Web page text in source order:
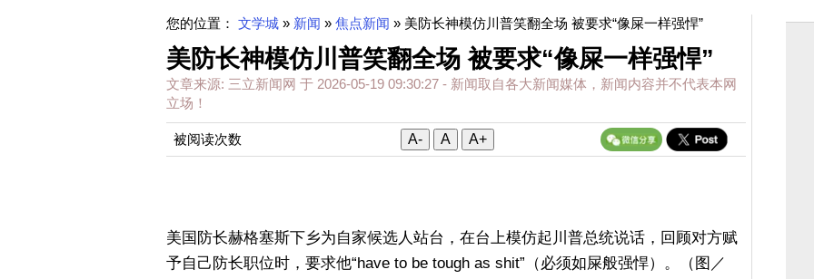
您的位置： 文学城 » 新闻 » 焦点新闻 » 美防长神模仿川普笑翻全场 被要求“像屎一样强悍”
美防长神模仿川普笑翻全场 被要求“像屎一样强悍”
文章来源: 三立新闻网 于 2026-05-19 09:30:27 - 新闻取自各大新闻媒体，新闻内容并不代表本网
立场！
被阅读次数 A- A A+
美国防长赫格塞斯下乡为自家候选人站台，在台上模仿起川普总统说话，回顾对方赋
予自己防长职位时，要求他“have to be tough as shit”（必须如屎般强悍）。（图／